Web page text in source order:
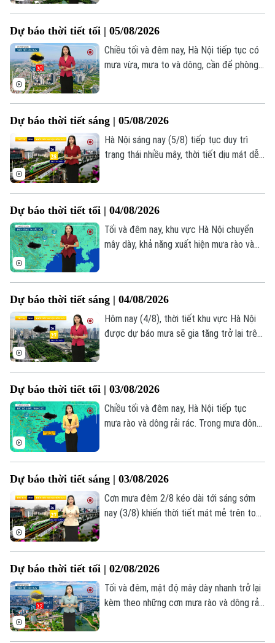
Chuyên mục
Thời sự
Hà Nội
Chính trị
Xã hội
An ninh trật tự
Công nghệ
Hà Nội
Nhịp sống Hà Nội
Khoảnh khắc Hà Nội
Ẩm thực
Thế giới
Tin tức
Quân sự
Hồ sơ
Tin tức
Cafe sáng
Doanh nghiệp
Nhà đất
Tin tức
Đầu tư
Căn hộ
Đất đai
Tàu và Xe
Ô tô
Tàu
Xe máy
Thị trường
Đánh giá
Giáo dục
Tin tức
Tuyển sinh
Hướng nghiệp
Văn hóa
Tin tức
Làng nghề
Di tích
Sức khỏe
Y tế
Dinh dưỡng
Tư vấn sức khỏe
Thể thao
Bóng đá
Golf
Giải trí
Tin tức
Sao
Điện ảnh
Đã phát sóng
lúc này khoảng 25-26 độ. Độ ẩm khá cao,
khoảng 95%.
Dự báo thời tiết tối | 05/08/2026
Chiều tối và đêm nay, Hà Nội tiếp tục có
mưa vừa, mưa to và dông, cần để phòng
Dự báo thời tiết sáng | 05/08/2026
Hà Nội sáng nay (5/8) tiếp tục duy trì
trạng thái nhiều mây, thời tiết dịu mát dễ
26-28 độ, độ ẩm ở mức cao trên 90%.
Dự báo thời tiết tối | 04/08/2026
Tối và đêm nay, khu vực Hà Nội chuyển
mây dày, khả năng xuất hiện mưa rào và
các hiện tượng thời tiết cực đoan; nhiệt
độ phổ biến 27–29°C, độ ẩm cao từ 88–
95%.
Dự báo thời tiết sáng | 04/08/2026
Hôm nay (4/8), thời tiết khu vực Hà Nội
được dự báo mưa sẽ gia tăng trở lại trên
độ ẩm trên 90%.
Dự báo thời tiết tối | 03/08/2026
Chiều tối và đêm nay, Hà Nội tiếp tục
mưa rào và dông rải rác. Trong mưa dông
Dự báo thời tiết sáng | 03/08/2026
Cơn mưa đêm 2/8 kéo dài tới sáng sớm
nay (3/8) khiến thời tiết mát mẻ trên toàn
đang ở mức 26-27 độ. Độ ẩm trong ngày
dao động 81-94%.
Dự báo thời tiết tối | 02/08/2026
Tối và đêm, mật độ mây dày nhanh trở lại
kèm theo những cơn mưa rào và dông rải